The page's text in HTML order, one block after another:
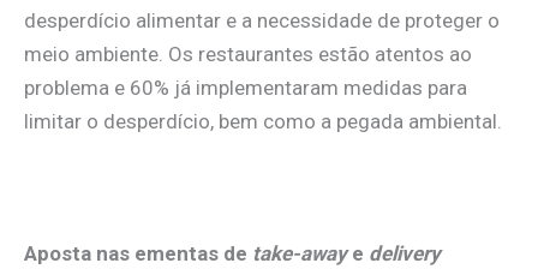
desperdício alimentar e a necessidade de proteger o
meio ambiente. Os restaurantes estão atentos ao
problema e 60% já implementaram medidas para
limitar o desperdício, bem como a pegada ambiental.
Aposta nas ementas de take-awaye delivery